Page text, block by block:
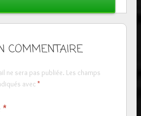
COMMENTAIRE
ne sera pas publiée. Les champs
avec *
*